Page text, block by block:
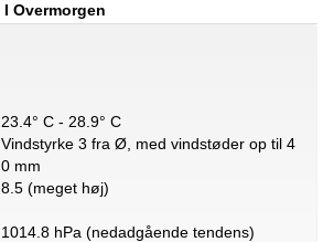
I Overmorgen
23.4° C - 28.9° C
Vindstyrke 3 fra Ø, med vindstøder op til 4
0 mm
8.5 (meget høj)
1014.8 hPa (nedadgående tendens)